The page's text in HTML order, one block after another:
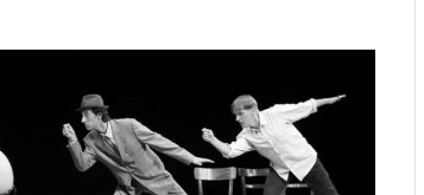
во Тајланд